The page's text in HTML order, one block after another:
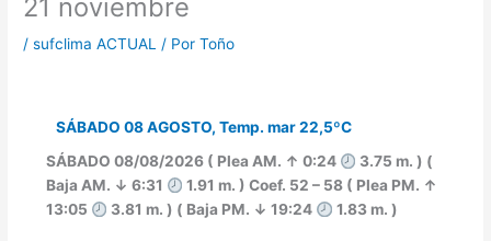
21 noviembre
/sufclima ACTUAL / PorToño
SÁBADO 08 AGOSTO, Temp. mar 22,5ºC
SÁBADO 08/08/2026 ( Plea AM. ↑ 0:24
3.75 m. ) (
Baja AM. ↓ 6:31
1.91 m. ) Coef. 52 – 58 ( Plea PM. ↑
13:05
3.81 m. ) ( Baja PM. ↓ 19:24 1.83 m. )